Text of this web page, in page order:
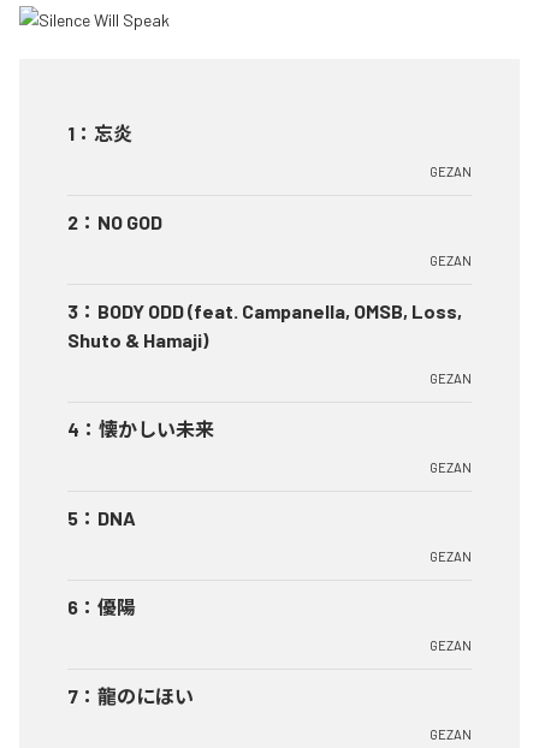
1 ： 忘炎
GEZAN
2 ： NO GOD
GEZAN
3 ： BODY ODD (feat. Campanella, OMSB, Loss,
Shuto & Hamaji)
GEZAN
4 ： 懐かしい未来
GEZAN
5 ： DNA
GEZAN
6 ： 優陽
GEZAN
7 ： 龍のにほい
GEZAN